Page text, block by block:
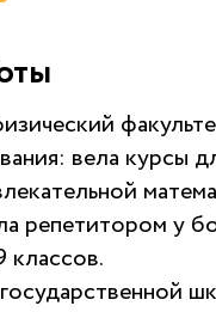
вела курсы
репетитором у
классов.